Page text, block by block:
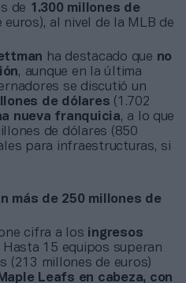
de 1.300 millones de
euros), al nivel de la MLB de
ha destacado que no
, aunque en la última
se discutió un
de dólares (1.702
nueva franquicia, a lo que
de dólares (850
para infraestructuras, si
más de 250 millones de
cifra a los ingresos
15 equipos superan
(213 millones de euros)
Leafs en cabeza, con